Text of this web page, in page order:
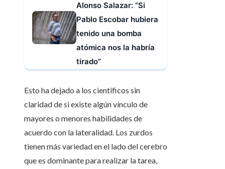
Alonso Salazar: “Si
Pablo Escobar hubiera
tenido una bomba
atómica nos la habría
tirado”
Esto ha dejado a los científicos sin
claridad de si existe algún vínculo de
mayores o menores habilidades de
acuerdo con la lateralidad. Los zurdos
tienen más variedad en el lado del cerebro
que es dominante para realizar la tarea,